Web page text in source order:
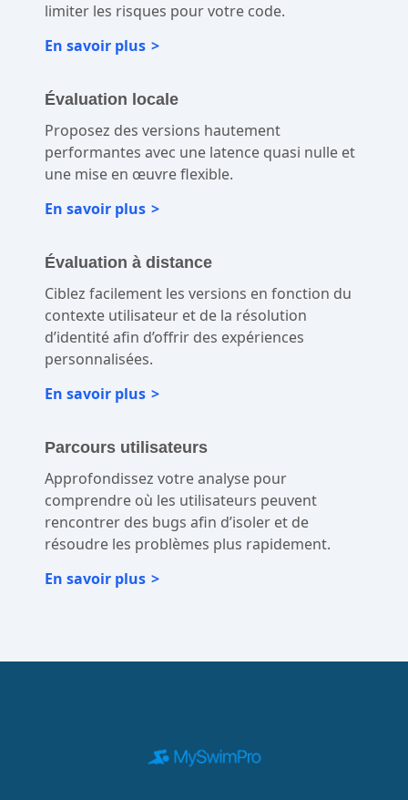
limiter les risques pour votre code.
En savoir plus
Évaluation locale
Proposez des versions hautement
performantes avec une latence quasi nulle et
une mise en œuvre flexible.
En savoir plus
Évaluation à distance
Ciblez facilement les versions en fonction du
contexte utilisateur et de la résolution
d’identité afin d’offrir des expériences
personnalisées.
En savoir plus
Parcours utilisateurs
Approfondissez votre analyse pour
comprendre où les utilisateurs peuvent
rencontrer des bugs afin d’isoler et de
résoudre les problèmes plus rapidement.
En savoir plus